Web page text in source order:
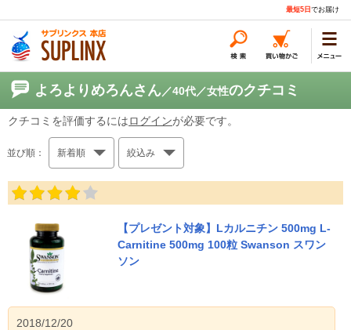
最短5日 でお届け
よろよりめろんさん／40代／女性のクチコミ
クチコミを評価するにはログインが必要です。
並び順： 新着順 絞込み
【プレゼント対象】Lカルニチン 500mg L-
Carnitine 500mg 100粒 Swanson スワン
ソン
2018/12/20